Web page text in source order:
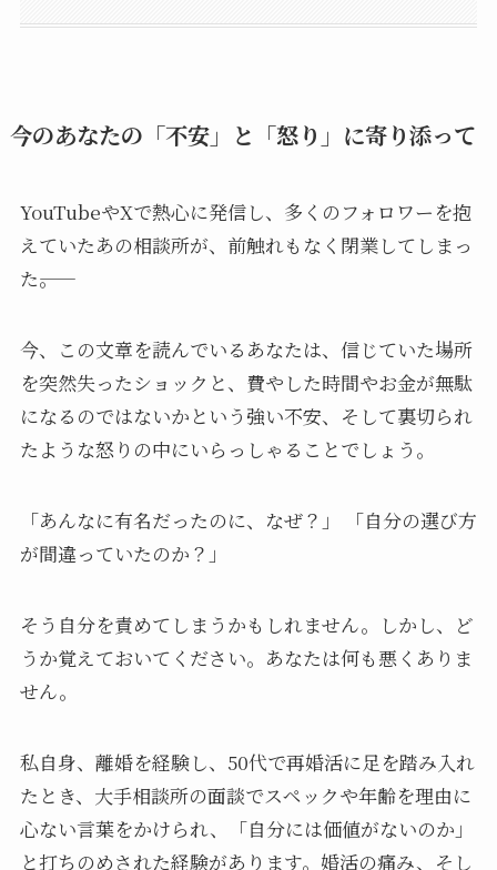
今のあなたの「不安」と「怒り」に寄り添って
YouTubeやXで熱心に発信し、多くのフォロワーを抱
えていたあの相談所が、前触れもなく閉業してしまっ
た――。
今、この文章を読んでいるあなたは、信じていた場所
を突然失ったショックと、費やした時間やお金が無駄
になるのではないかという強い不安、そして裏切られ
たような怒りの中にいらっしゃることでしょう。
「あんなに有名だったのに、なぜ？」 「自分の選び方
が間違っていたのか？」
そう自分を責めてしまうかもしれません。しかし、ど
うか覚えておいてください。あなたは何も悪くありま
せん。
私自身、離婚を経験し、50代で再婚活に足を踏み入れ
たとき、大手相談所の面談でスペックや年齢を理由に
心ない言葉をかけられ、「自分には価値がないのか」
と打ちのめされた経験があります。婚活の痛み、そし